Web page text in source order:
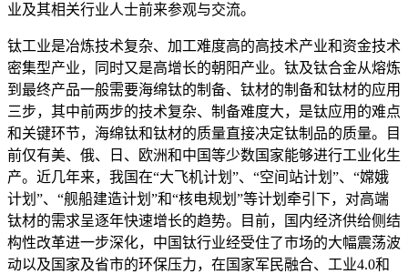
业及其相关行业人士前来参观与交流。
钛工业是冶炼技术复杂、加工难度高的高技术产业和资金技术
密集型产业，同时又是高增长的朝阳产业。钛及钛合金从熔炼
到最终产品一般需要海绵钛的制备、钛材的制备和钛材的应用
三步，其中前两步的技术复杂、制备难度大，是钛应用的难点
和关键环节，海绵钛和钛材的质量直接决定钛制品的质量。目
前仅有美、俄、日、欧洲和中国等少数国家能够进行工业化生
产。近几年来，我国在“大飞机计划”、“空间站计划”、“嫦娥
计划”、“舰船建造计划”和“核电规划”等计划牵引下，对高端
钛材的需求呈逐年快速增长的趋势。目前，国内经济供给侧结
构性改革进一步深化，中国钛行业经受住了市场的大幅震荡波
动以及国家及省市的环保压力，在国家军民融合、工业4.0和